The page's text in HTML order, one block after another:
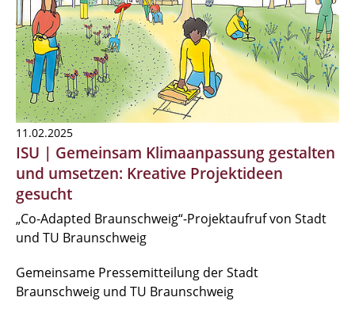
11.02.2025
ISU | Gemeinsam Klimaanpassung gestalten
und umsetzen: Kreative Projektideen
gesucht
„Co-Adapted Braunschweig“-Projektaufruf von Stadt
und TU Braunschweig
Gemeinsame Pressemitteilung der Stadt
Braunschweig und TU Braunschweig